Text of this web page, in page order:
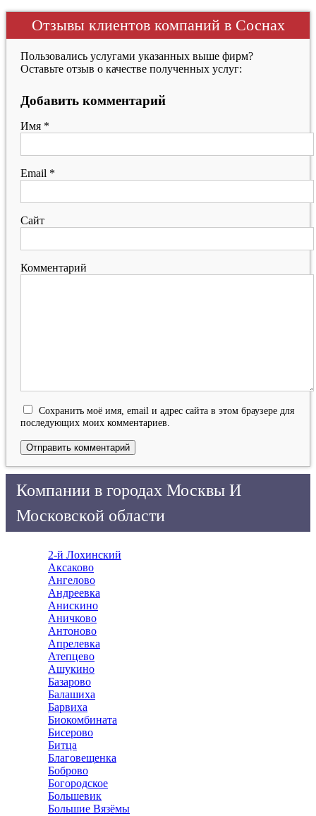
Отзывы клиентов компаний в Соснах
Пользовались услугами указанных выше фирм?
Оставьте отзыв о качестве полученных услуг:
Добавить комментарий
Имя *
Email *
Сайт
Комментарий
Сохранить моё имя, email и адрес сайта в этом браузере для
последующих моих комментариев.
Компании в городах Москвы И
Московской области
2-й Лохинский
Аксаково
Ангелово
Андреевка
Анискино
Аничково
Антоново
Апрелевка
Атепцево
Ашукино
Базарово
Балашиха
Барвиха
Биокомбината
Бисерово
Битца
Благовещенка
Боброво
Богородское
Большевик
Большие Вязёмы